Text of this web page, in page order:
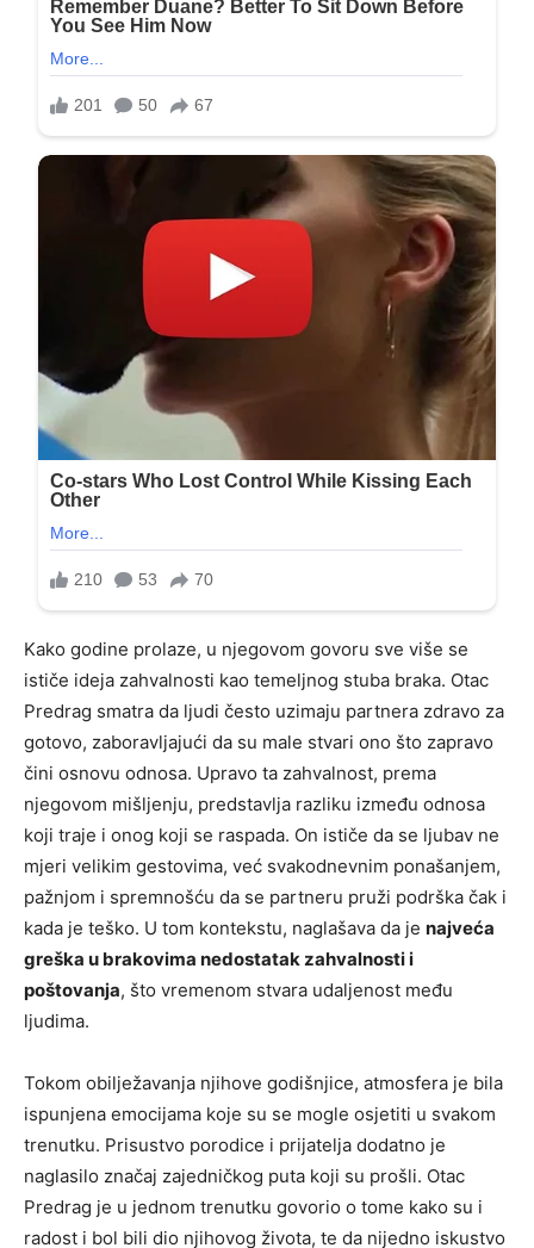
Kako godine prolaze, u njegovom govoru sve više se
ističe ideja zahvalnosti kao temeljnog stuba braka. Otac
Predrag smatra da ljudi često uzimaju partnera zdravo za
gotovo, zaboravljajući da su male stvari ono što zapravo
čini osnovu odnosa. Upravo ta zahvalnost, prema
njegovom mišljenju, predstavlja razliku između odnosa
koji traje i onog koji se raspada. On ističe da se ljubav ne
mjeri velikim gestovima, već svakodnevnim ponašanjem,
pažnjom i spremnošću da se partneru pruži podrška čak i
kada je teško. U tom kontekstu, naglašava da je najveća
greška u brakovima nedostatak zahvalnosti i
poštovanja, što vremenom stvara udaljenost među
ljudima.
Tokom obilježavanja njihove godišnjice, atmosfera je bila
ispunjena emocijama koje su se mogle osjetiti u svakom
trenutku. Prisustvo porodice i prijatelja dodatno je
naglasilo značaj zajedničkog puta koji su prošli. Otac
Predrag je u jednom trenutku govorio o tome kako su i
radost i bol bili dio njihovog života, te da nijedno iskustvo